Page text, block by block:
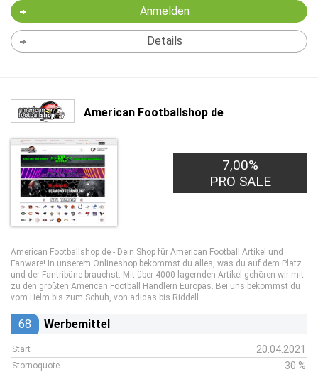
Anmelden
Details
American Footballshop de
7,00%
PRO SALE
American Footballshop de - Dein Shop für American Football Artikel und
Fanware! In unserem Onlineshop bekommst du alles, was du auf dem Platz
und der Fantribüne brauchst. Mit über 4000 lagernden Artikel gehören wir mit
zu den größten American Football Händlern Europas. Bei uns bekommst du
vom Helm bis zum Schuh, von adidas bis Riddell.
68 Werbemittel
Start 20.04.2021
Stornoquote 30 %